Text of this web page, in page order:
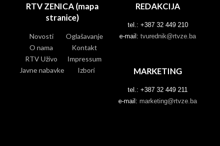
RTV ZENICA (mapa
stranice)
Novosti
Oglašavanje
O nama
Kontakt
RTV Uživo
Impressum
Javne nabavke
Izbori
REDAKCIJA
tel.: +387 32 449 210
e-mail: tvurednik@rtvze.ba
MARKETING
tel.: +387 32 449 211
e-mail: marketing@rtvze.ba